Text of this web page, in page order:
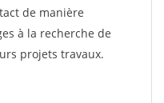
de manière
à la recherche de
projets travaux.